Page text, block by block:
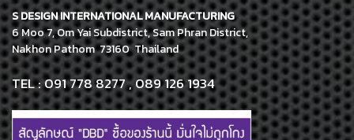
S DESIGN INTERNATIONAL MANUFACTURING
6 Moo 7, Om Yai Subdistrict, Sam Phran District,
Nakhon Pathom 73160 Thailand
TEL : 091 778 8277 , 089 126 1934